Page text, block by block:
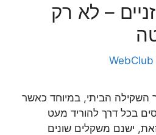
– לא רק
WebClub
השקילה הביתי, במיוחד כאשר
בכל דרך להוריד מעט
ישנם משקלים שונים